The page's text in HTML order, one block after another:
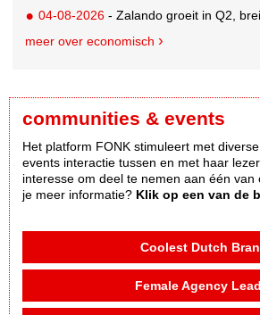
04-08-2026 - Zalando groeit in Q2, breidt B2B verder
meer over economisch
communities & events
Het platform FONK stimuleert met
events interactie tussen en met haar
interesse om deel te nemen aan één van
je meer informatie? Klik op een van de
Coolest Dutch
Female Agency